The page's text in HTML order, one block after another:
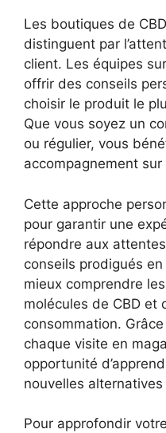
Les boutiques de
distinguent par
client. Les équipes
offrir des conseils
choisir le produit le
Que vous soyez un
ou régulier, vous
accompagnement sur
Cette approche
pour garantir une
répondre aux
conseils prodigués
mieux comprendre
molécules de CBD et
consommation.
chaque visite en
opportunité
nouvelles
Pour approfondir